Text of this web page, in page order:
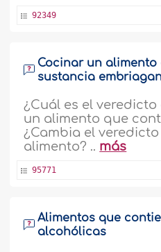
92349
Cocinar un
sustancia
¿Cuál es el
un alimento que
¿Cambia el
alimento? .. más
95771
Alimentos que
alcohólicas